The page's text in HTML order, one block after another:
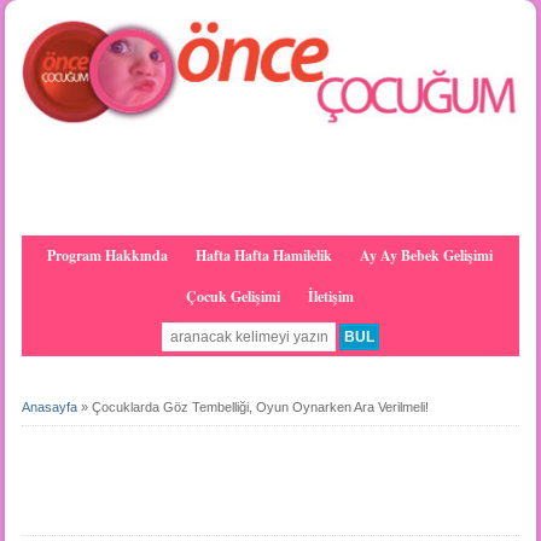
Program Hakkında Hafta Hafta Hamilelik
Ay Ay Bebek Gelişimi
Çocuk Gelişimi
İletişim
Anasayfa» Çocuklarda Göz Tembelliği, Oyun Oynarken Ara Verilmeli!